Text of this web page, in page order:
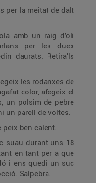
per la meitat de dalt
amb un raig d’oli
per les dues
daurats. Retira’ls
les rodanxes de
color, afegeix el
un polsim de pebre
un parell de voltes.
peix ben calent.
suau durant uns 18
en tant per a que
i ens quedi un suc
Salpebra.